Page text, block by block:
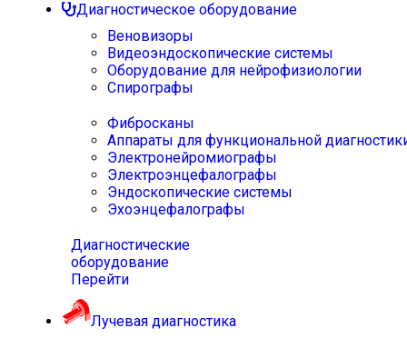
Диагностическое оборудование
Веновизоры
Видеоэндоскопические системы
Оборудование для нейрофизиологии
Спирографы
Фибросканы
Аппараты для функциональной
Электронейромиографы
Электроэнцефалографы
Эндоскопические системы
Эхоэнцефалографы
Диагностические
оборудование
Перейти
Лучевая диагностика